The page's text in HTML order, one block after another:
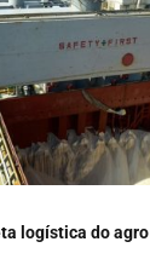
logística do agro